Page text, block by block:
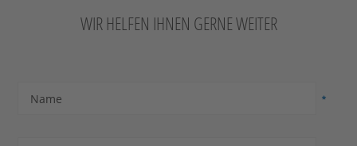
WIR HELFEN IHNEN GERNE WEITER
Name